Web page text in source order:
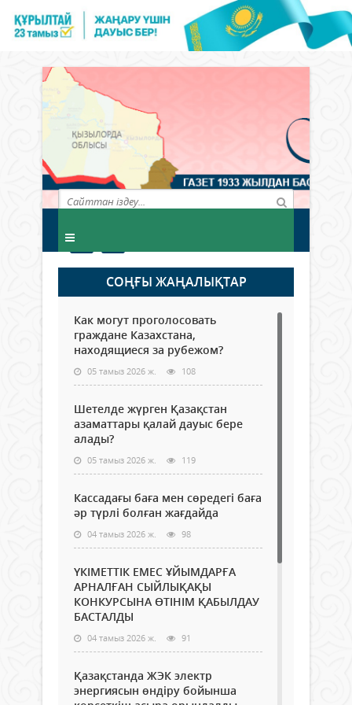
СОҢҒЫ ЖАҢАЛЫҚТАР
Как могут проголосовать
граждане Казахстана,
находящиеся за рубежом?
05 тамыз 2026 ж. 108
Шетелде жүрген Қазақстан
азаматтары қалай дауыс бере
алады?
05 тамыз 2026 ж. 119
Кассадағы баға мен сөредегі баға
әр түрлі болған жағдайда
04 тамыз 2026 ж. 98
ҮКІМЕТТІК ЕМЕС ҰЙЫМДАРҒА
АРНАЛҒАН СЫЙЛЫҚАҚЫ
КОНКУРСЫНА ӨТІНІМ ҚАБЫЛДАУ
БАСТАЛДЫ
04 тамыз 2026 ж. 91
Қазақстанда ЖЭК электр
энергиясын өндіру бойынша